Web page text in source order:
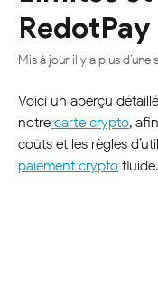
RedotPay
Mis à jour il y a plus d’une
Voici un aperçu
notre carte crypto,
coûts et les règles
paiement crypto fluide.